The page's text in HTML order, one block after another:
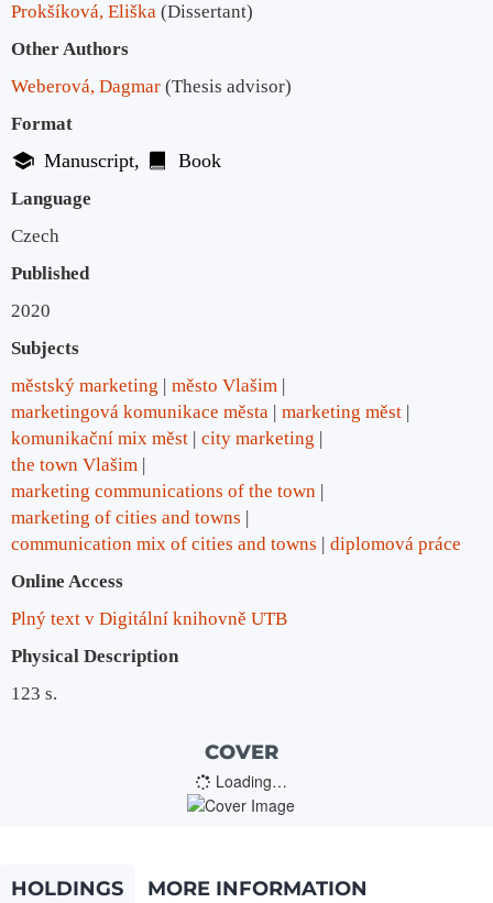
Prokšíková, Eliška (Dissertant)
Other Authors
Weberová, Dagmar (Thesis advisor)
Format
Manuscript Book
Language
Czech
Published
2020
Subjects
městský marketing
město Vlašim
marketingová komunikace města
marketing měst
komunikační mix měst
city marketing
the town Vlašim
marketing communications of the town
marketing of cities and towns
communication mix of cities and towns
diplomová práce
Online Access
Plný text v Digitální knihovně UTB
Physical Description
123 s.
COVER
Loading…
HOLDINGS
MORE INFORMATION